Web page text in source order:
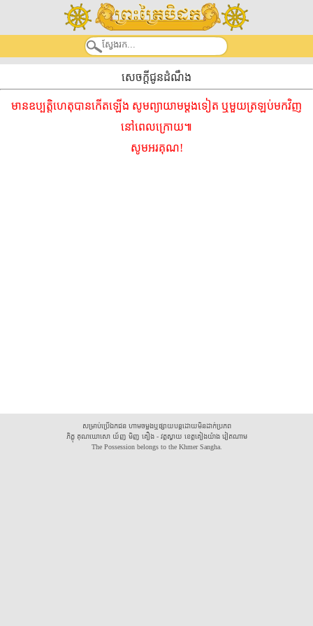
សេចក្តីជូនដំណឹង
មានឧប្បត្តិហេតុបានកើតឡើង សូមព្យាយាមម្ដងទៀត ឬមួយត្រឡប់មកវិញ
នៅពេលក្រោយ៕
សូមអរគុណ!
សម្រាប់ប្រើឯកជន ហាមចម្លងឬផ្សាយបន្តដោយមិនដាក់ប្រភព
ភិក្ខុ គុណឃោសោ យ័ញ មិញ គឿង - វត្តស្វាយ ខេត្តគៀងយ៉ាង វៀតណាម
The Possession belongs to the Khmer Sangha.